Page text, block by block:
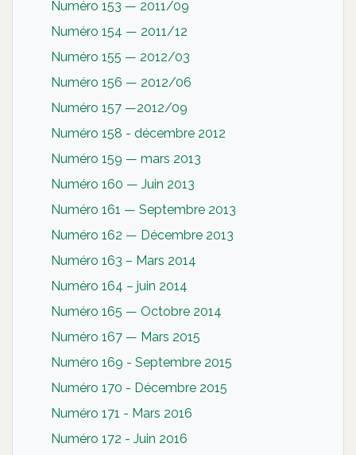
Numéro 153 — 2011/09
Numéro 154 — 2011/12
Numéro 155 — 2012/03
Numéro 156 — 2012/06
Numéro 157 —2012/09
Numéro 158 - décembre 2012
Numéro 159 — mars 2013
Numéro 160 — Juin 2013
Numéro 161 — Septembre 2013
Numéro 162 — Décembre 2013
Numéro 163 – Mars 2014
Numéro 164 – juin 2014
Numéro 165 — Octobre 2014
Numéro 167 — Mars 2015
Numéro 169 - Septembre 2015
Numéro 170 - Décembre 2015
Numéro 171 - Mars 2016
Numéro 172 - Juin 2016